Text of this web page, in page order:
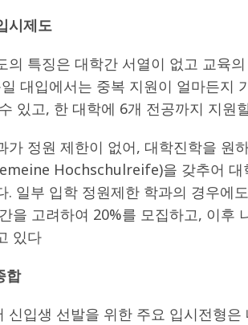
07-27 ]
07-20 ] “정체성은 연결의 자산”… 독일 한인 차세대
03-20 ]
사진의 주인을 찾습니다. 게시판 / 행사 /
시제도
의 특징은 대학간 서열이 없고 교육
대입에서는 중복 지원이 얼마든지
있고, 한 대학에 6개 전공까지 지원
가 정원 제한이 없어, 대학진학을 원
Hochschulreife)을 갖추어 대
. 일부 입학 정원제한 학과의 경우에
을 고려하여 20%를 모집하고, 이후
있다
합
신입생 선발을 위한 주요 입시전형